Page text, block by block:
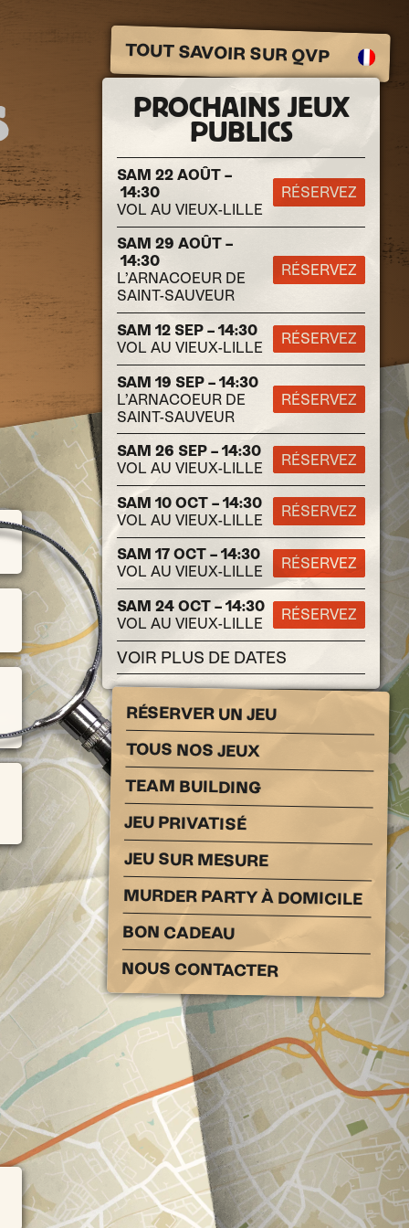
TOUT SAVOIR SUR QVP
PROCHAINS JEUX
PUBLICS
SAM 22 AOÛT –
14:30
VOL AU VIEUX-LILLE
RÉSERVEZ
SAM 29 AOÛT –
14:30
L’ARNACOEUR DE
SAINT-SAUVEUR
RÉSERVEZ
SAM 12 SEP – 14:30
VOL AU VIEUX-LILLE
RÉSERVEZ
SAM 19 SEP – 14:30
L’ARNACOEUR DE
SAINT-SAUVEUR
RÉSERVEZ
SAM 26 SEP – 14:30
VOL AU VIEUX-LILLE
RÉSERVEZ
SAM 10 OCT – 14:30
VOL AU VIEUX-LILLE
RÉSERVEZ
SAM 17 OCT – 14:30
VOL AU VIEUX-LILLE
RÉSERVEZ
SAM 24 OCT – 14:30
VOL AU VIEUX-LILLE
RÉSERVEZ
VOIR PLUS DE DATES
RÉSERVER UN JEU
TOUS NOS JEUX
TEAM BUILDING
JEU PRIVATISÉ
JEU SUR MESURE
MURDER PARTY À DOMICILE
BON CADEAU
NOUS CONTACTER